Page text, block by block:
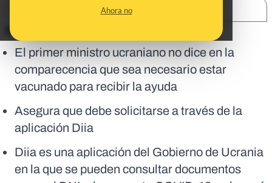
Ahora no
En corto:
El primer ministro ucraniano no dice en la
comparecencia que sea necesario estar
vacunado para recibir la ayuda
Asegura que debe solicitarse a través de la
aplicación Diia
Diia es una aplicación del Gobierno de Ucrania
en la que se pueden consultar documentos